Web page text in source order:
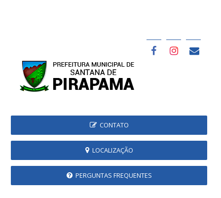
CONTATO
LOCALIZAÇÃO
PERGUNTAS FREQUENTES